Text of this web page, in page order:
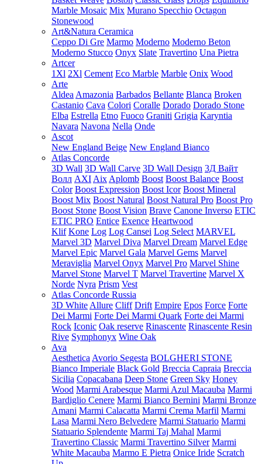
Marble Mosaic Mix Murano Specchio Octagon
Stonewood
Art&Natura Ceramica
Ceppo Di Gre Marmo Moderno Moderno Beton
Moderno Stucco Onyx Slate Travertino Una Pietra
Artcer
1Xl 2Xl Cement Eco Marble Marble Onix Wood
Arte
Aldea Amazonia Barbados Bellante Blanca Broken
Castanio Cava Colori Coralle Dorado Dorado Stone
Elba Estrella Etno Fuoco Graniti Grigia Karyntia
Navara Navona Nella Onde
Ascot
New England Beige New England Bianco
Atlas Concorde
3D Wall 3D Wall Carve 3D Wall Design 3Д Вайт
Волл AXI Aix Aplomb Boost Boost Balance Boost
Color Boost Expression Boost Icor Boost Mineral
Boost Mix Boost Natural Boost Natural Pro Boost Pro
Boost Stone Boost Vision Brave Canone Inverso ETIC
ETIC PRO Entice Exence Heartwood
Klif Kone Log Log Cansei Log Select MARVEL
Marvel 3D Marvel Diva Marvel Dream Marvel Edge
Marvel Epic Marvel Gala Marvel Gems Marvel
Meraviglia Marvel Onyx Marvel Pro Marvel Shine
Marvel Stone Marvel T Marvel Travertine Marvel X
Norde Nyra Prism Vest
Atlas Concorde Russia
3D White Allure Cliff Drift Empire Epos Force Forte
Dei Marmi Forte Dei Marmi Quark Forte dei Marmi
Rock Iconic Oak reserve Rinascente Rinascente Resin
Rive Symphonyx Wine Oak
Ava
Aesthetica Avorio Segesta BOLGHERI STONE
Bianco Imperiale Black Gold Breccia Capraia Breccia
Sicilia Copacabana Deep Stone Green Sky Honey
Wood Marmi Arabesque Marmi Azul Macauba Marmi
Bardiglio Cenere Marmi Bianco Bernini Marmi Bronze
Amani Marmi Calacatta Marmi Crema Marfil Marmi
Lasa Marmi Nero Belvedere Marmi Statuario Marmi
Statuario Splendente Marmi Taj Mahal Marmi
Travertino Classic Marmi Travertino Silver Marmi
White Macauba Marmo E Pietra Onice Iride Scratch